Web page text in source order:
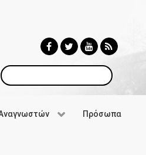
Αναζήτηση
Πρόσωπα